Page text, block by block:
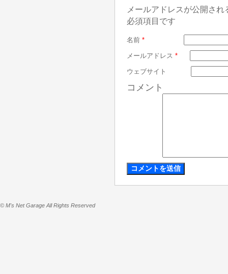
メールアドレスが公開さ
必須項目です
名前 *
メールアドレス *
ウェブサイト
コメント
© M's Net Garage All Rights Reserved